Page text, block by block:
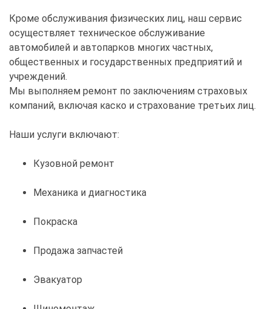
Кроме обслуживания физических лиц, наш сервис
осуществляет техническое обслуживание
автомобилей и автопарков многих частных,
общественных и государственных предприятий и
учреждений.
Мы выполняем ремонт по заключениям страховых
компаний, включая каско и страхование третьих лиц.
Наши услуги включают:
Кузовной ремонт
Механика и диагностика
Покраска
Продажа запчастей
Эвакуатор